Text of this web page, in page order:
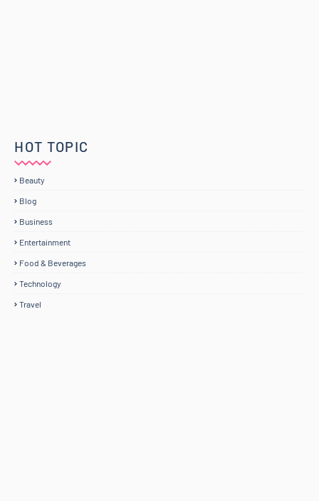
HOT TOPIC
Beauty
Blog
Business
Entertainment
Food & Beverages
Technology
Travel